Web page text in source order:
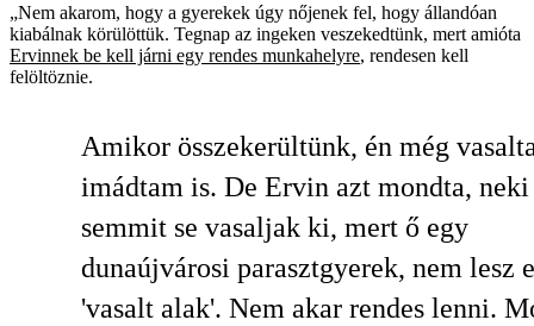
„Nem akarom, hogy a gyerekek úgy nőjenek fel, hogy állandóan
kiabálnak körülöttük. Tegnap az ingeken veszekedtünk, mert amióta
Ervinnek be kell járni egy rendes munkahelyre, rendesen kell
felöltöznie.
Amikor összekerültünk, én még
imádtam is. De Ervin azt mondta, neki
semmit se vasaljak ki, mert ő egy
dunaújvárosi parasztgyerek, nem lesz
'vasalt alak'. Nem akar rendes lenni.